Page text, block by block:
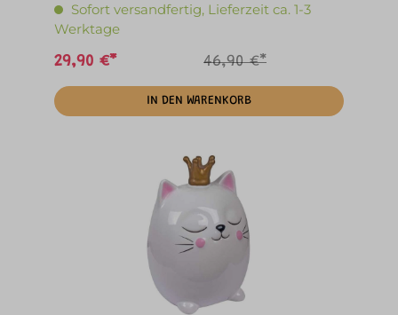
Sofort versandfertig, Lieferzeit ca. 1-3
Werktage
29,90 €* 46,90 €*
IN DEN WARENKORB